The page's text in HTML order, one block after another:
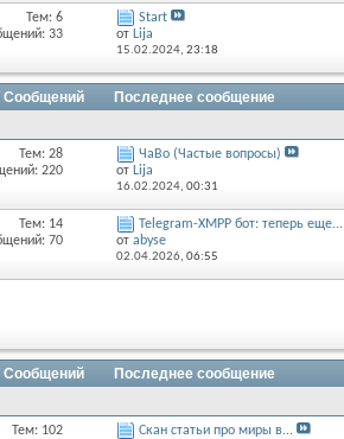
Тем: 6
33
Start
от Lija
15.02.2024, 23:18
Сообщений
Последнее сообщение
Тем: 28
220
ЧаВо (Частые вопросы)
от Lija
16.02.2024, 00:31
Тем: 14
70
Telegram-XMPP бот: теперь еще...
от abyse
02.04.2026, 06:55
Сообщений
Последнее сообщение
Тем: 102
Скан статьи про миры в...